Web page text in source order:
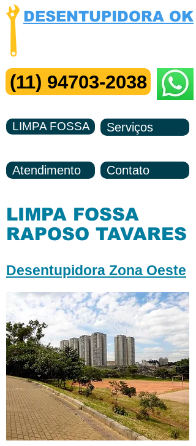
DESENTUPIDORA OK
(11) 94703-2038
LIMPA FOSSA Serviços
Atendimento Contato
LIMPA FOSSA
RAPOSO TAVARES
Desentupidora Zona Oeste